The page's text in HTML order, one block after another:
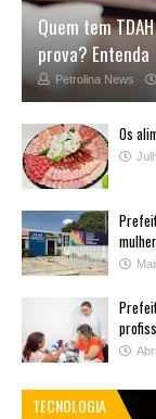
Quem tem
prova? Entenda
Petrolina News
Os
TECNOLOGIA